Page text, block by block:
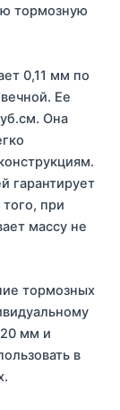
тормозную
0,11 мм по
Ее
Она
гарантирует
при
массу не
тормозных
мм и
в